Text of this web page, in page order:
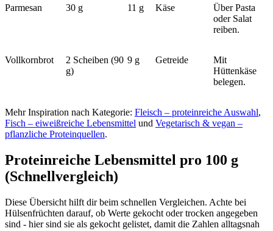
Parmesan 30 g 11 g Käse
Über Pasta
oder Salat
reiben.
Vollkornbrot
2 Scheiben (90
g)
9 g Getreide
Mit
Hüttenkäse
belegen.
Mehr Inspiration nach Kategorie: Fleisch – proteinreiche Auswahl,
Fisch – eiweißreiche Lebensmittel und Vegetarisch & vegan –
pflanzliche Proteinquellen.
Proteinreiche Lebensmittel pro 100 g
(Schnellvergleich)
Diese Übersicht hilft dir beim schnellen Vergleichen. Achte bei
Hülsenfrüchten darauf, ob Werte gekocht oder trocken angegeben
sind - hier sind sie als gekocht gelistet, damit die Zahlen alltagsnah